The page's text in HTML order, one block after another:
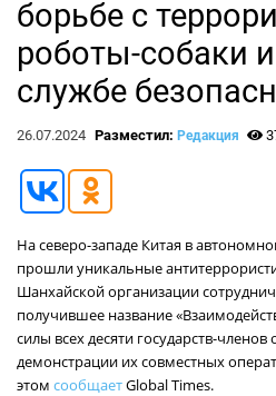
борьбе с
роботы-собаки
службе
26.07.2024 Разместил: Редакция
На северо-западе Китая в
прошли уникальные
Шанхайской организации
получившее название
силы всех десяти государств-членов
демонстрации их совместных
этом сообщаетGlobal Times.